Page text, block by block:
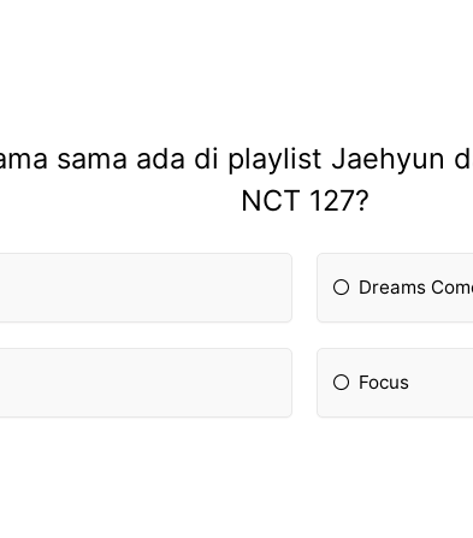
sama ada di playlist Jaehyun
NCT 127?
Dreams
Focus